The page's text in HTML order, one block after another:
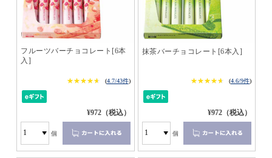
フルーツバーチョコレート[6本
入]
★★★★★
★★★★★ (4.7/43件)
¥972（税込）
個
抹茶バーチョコレート[6本入]
★★★★★
★★★★★ (4.6/9件)
¥972（税込）
個